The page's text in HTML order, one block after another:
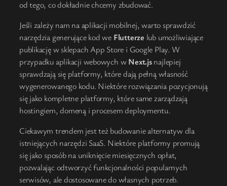
od tego, co dokładnie chcemy zbudować.
Jeśli zależy nam na aplikacji mobilnej, warto sprawdzić
narzędzia generujące kod we Flutterze lub umożliwiające
publikację w sklepach App Store i Google Play. W
przypadku aplikacji webowych wNext.jsnajlepiej
sprawdzają się platformy, które dają pełną własność
wygenerowanego kodu. Niektóre rozwiązania pozycjonują
się jako kompletne platformy, które same zarządzają
hostingiem, domeną i procesem deploymentu.
Ciekawym trendem jest też budowanie alternatyw dla
istniejących narzędzi SaaS. Niektóre platformy promują
się jako sposób na uniknięcie miesięcznych opłat,
pozwalając odtworzyć funkcjonalności popularnych
serwisów, ale dostosowane do własnych potrzeb.